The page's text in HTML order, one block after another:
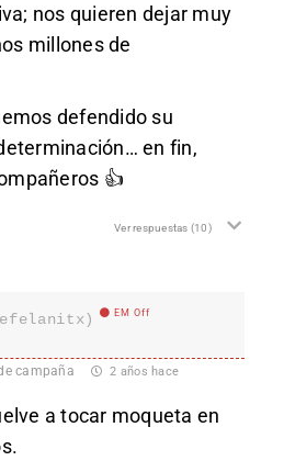
nos quieren dejar muy
millones de
defendido su
en fin,
👍
Ver respuestas (10)
EM Off
campaña 2 años hace
a tocar moqueta en